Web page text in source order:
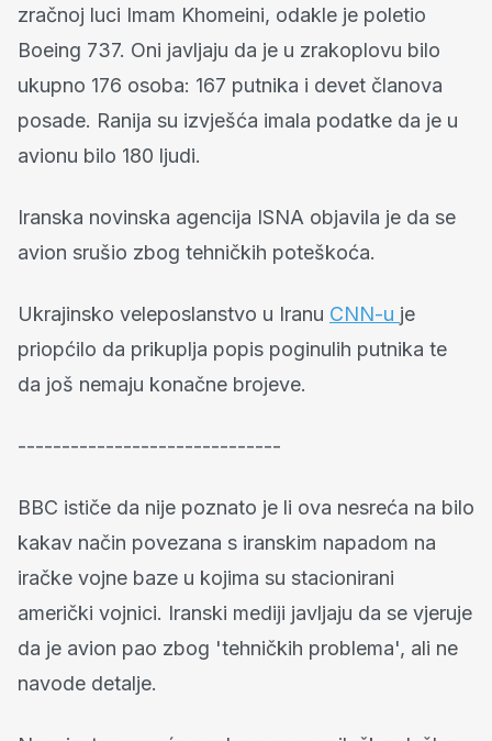
zračnoj luci Imam Khomeini, odakle je poletio
Boeing 737. Oni javljaju da je u zrakoplovu bilo
ukupno 176 osoba: 167 putnika i devet članova
posade. Ranija su izvješća imala podatke da je u
avionu bilo 180 ljudi.
Iranska novinska agencija ISNA objavila je da se
avion srušio zbog tehničkih poteškoća.
Ukrajinsko veleposlanstvo u Iranu CNN-u je
priopćilo da prikuplja popis poginulih putnika te
da još nemaju konačne brojeve.
------------------------------
BBC ističe da nije poznato je li ova nesreća na bilo
kakav način povezana s iranskim napadom na
iračke vojne baze u kojima su stacionirani
američki vojnici. Iranski mediji javljaju da se vjeruje
da je avion pao zbog 'tehničkih problema', ali ne
navode detalje.